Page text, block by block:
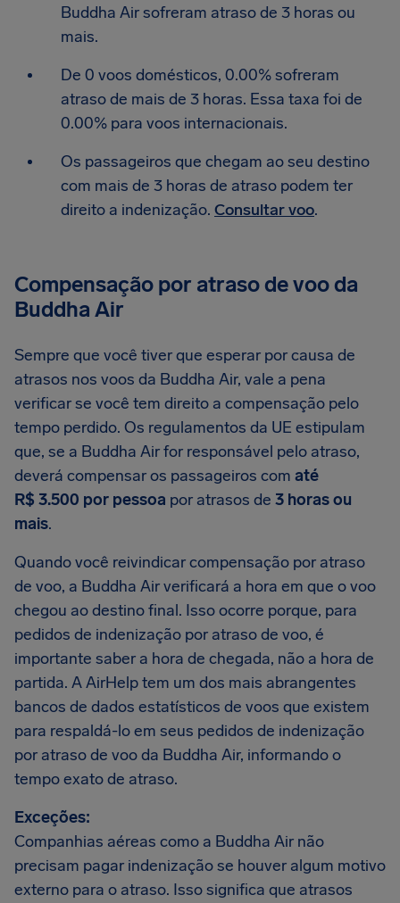
Buddha Air sofreram atraso de 3 horas ou
mais.
De 0 voos domésticos, 0.00% sofreram
atraso de mais de 3 horas. Essa taxa foi de
0.00% para voos internacionais.
Os passageiros que chegam ao seu destino
com mais de 3 horas de atraso podem ter
direito a indenização. Consultar voo.
Compensação por atraso de voo da
Buddha Air
Sempre que você tiver que esperar por causa de
atrasos nos voos da Buddha Air, vale a pena
verificar se você tem direito a compensação pelo
tempo perdido. Os regulamentos da UE estipulam
que, se a Buddha Air for responsável pelo atraso,
deverá compensar os passageiros com até
R$ 3.500 por pessoa por atrasos de 3 horas ou
mais.
Quando você reivindicar compensação por atraso
de voo, a Buddha Air verificará a hora em que o voo
chegou ao destino final. Isso ocorre porque, para
pedidos de indenização por atraso de voo, é
importante saber a hora de chegada, não a hora de
partida. A AirHelp tem um dos mais abrangentes
bancos de dados estatísticos de voos que existem
para respaldá-lo em seus pedidos de indenização
por atraso de voo da Buddha Air, informando o
tempo exato de atraso.
Exceções:
Companhias aéreas como a Buddha Air não
precisam pagar indenização se houver algum motivo
externo para o atraso. Isso significa que atrasos